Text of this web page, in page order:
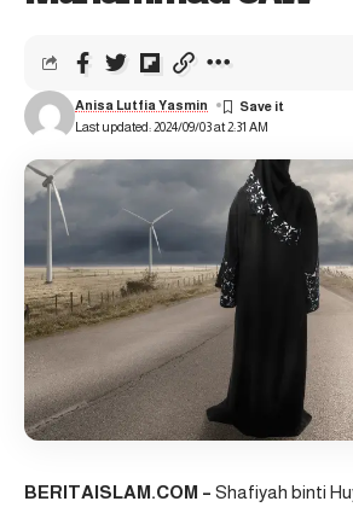
Last updated: 2024/09/03 at 2:31 AM
Anisa Lutfia Yasmin
BERITAISLAM.COM – Shafiyah binti